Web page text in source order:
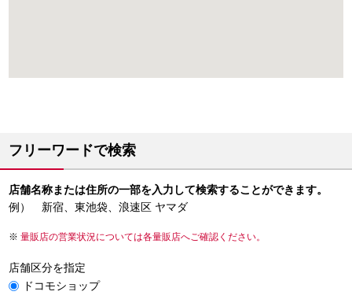
フリーワードで検索
店舗名称または住所の一部を入力して検索することができます。
例） 新宿、東池袋、浪速区 ヤマダ
量販店の営業状況については各量販店へご確認ください。
店舗区分を指定
ドコモショップ